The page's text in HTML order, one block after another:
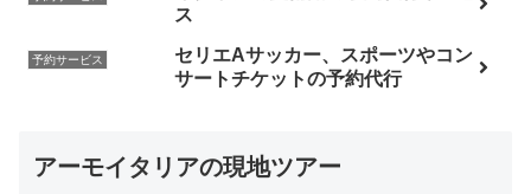
ス
予約サービス
セリエAサッカー、スポーツやコン
サートチケットの予約代行
アーモイタリアの現地ツアー